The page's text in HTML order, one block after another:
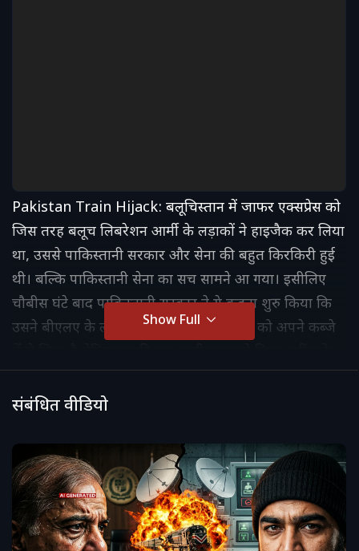
Pakistan Train Hijack: बलूचिस्तान में जाफर एक्सप्रेस को
जिस तरह बलूच लिबरेशन आर्मी के लड़ाकों ने हाइजैक कर लिया
था, उससे पाकिस्तानी सरकार और सेना की बहुत किरकिरी हुई
थी। बल्कि पाकिस्तानी सेना का सच सामने आ गया। इसीलिए
चौबीस घंटे बाद पाकिस्तानी सरकार ने ये कहना शुरु किया कि
उसने बीएलए के लड़ाकों को मार गिराया है, ट्रेन को अपने कब्जे
उधर बलूच लड़ाकों का कहना है कि हाइजैक ट्रेन को छुड़ाने का
पाक सेना का दावा झूठा है।
Show Full
संबंधित वीडियो